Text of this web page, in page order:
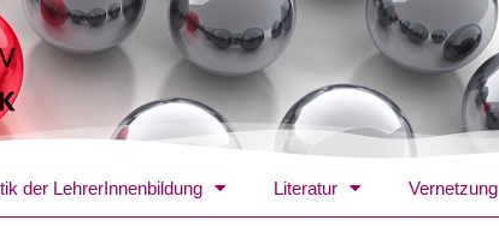
der LehrerInnenbildung Literatur Vernetzung